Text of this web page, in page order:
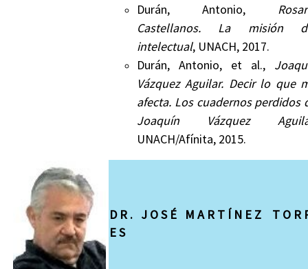
Durán, Antonio,
Castellanos. La misión
intelectual, UNACH, 2017.
Durán, Antonio, et al.,
Vázquez Aguilar. Decir lo que
afecta. Los cuadernos perdidos
Joaquín Vázquez
UNACH/Afínita, 2015.
D R . J O S É M A R T Í N E Z T O R
E S